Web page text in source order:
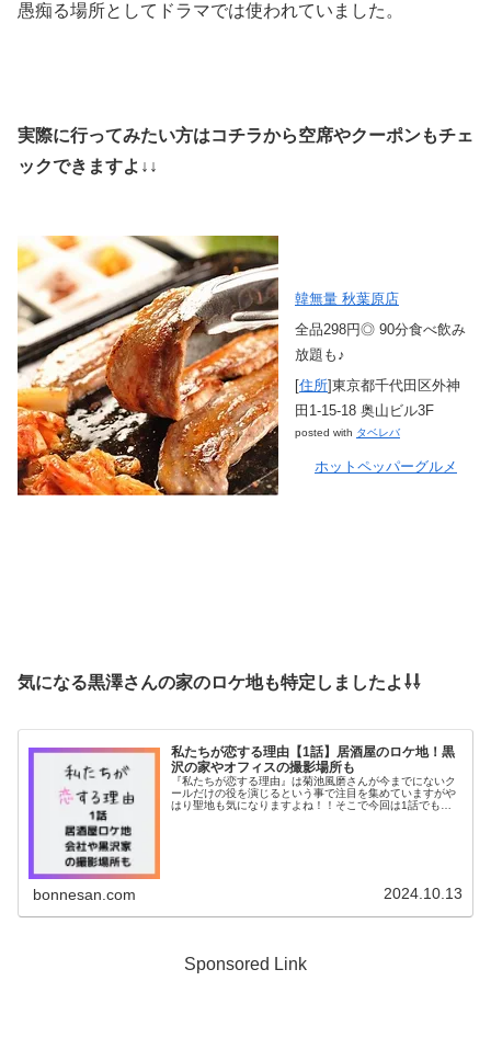
愚痴る場所としてドラマでは使われていました。
実際に行ってみたい方はコチラから空席やクーポンもチェ
ックできますよ↓↓
韓無量 秋葉原店
全品298円◎ 90分食べ飲み
放題も♪
[住所]東京都千代田区外神
田1-15-18 奥山ビル3F
posted with タベレバ
ホットペッパーグルメ
気になる黒澤さんの家のロケ地も特定しましたよ⇩⇩
私たちが恋する理由【1話】居酒屋のロケ地！黒
沢の家やオフィスの撮影場所も
『私たちが恋する理由』は菊池風磨さんが今までにないク
ールだけの役を演じるという事で注目を集めていますがや
はり聖地も気になりますよね！！そこで今回は1話でも登
bonnesan.com 2024.10.13
Sponsored Link